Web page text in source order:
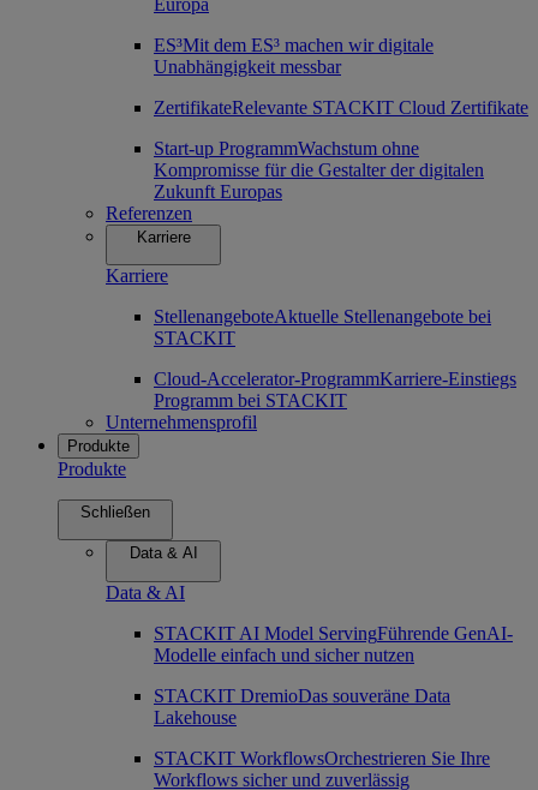
ES³Mit dem ES³ machen wir digitale
Unabhängigkeit messbar
ZertifikateRelevante STACKIT Cloud Zertifikate
Start-up ProgrammWachstum ohne
Kompromisse für die Gestalter der digitalen
Zukunft Europas
Referenzen
Karriere
Karriere
StellenangeboteAktuelle Stellenangebote bei
STACKIT
Cloud-Accelerator-ProgrammKarriere-Einstiegs
Programm bei STACKIT
Unternehmensprofil
Produkte
Produkte
Schließen
Data & AI
Data & AI
STACKIT AI Model ServingFührende GenAI-
Modelle einfach und sicher nutzen
STACKIT DremioDas souveräne Data
Lakehouse
STACKIT WorkflowsOrchestrieren Sie Ihre
Workflows sicher und zuverlässig